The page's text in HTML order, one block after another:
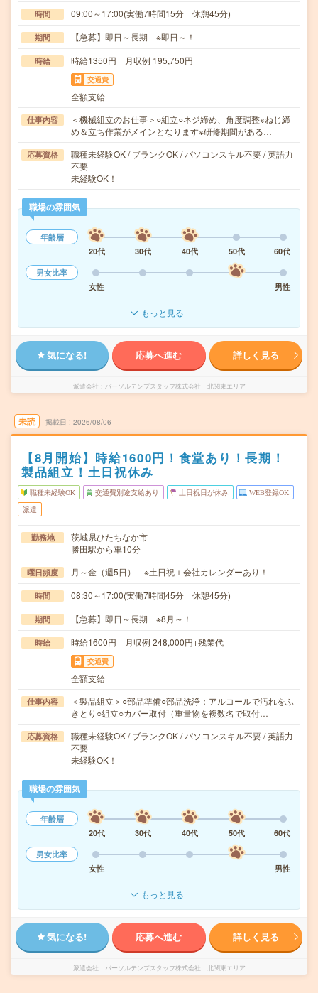
時間 09:00～17:00(実働7時間15分 休憩45分)
期間 【急募】即日～長期 ※即日～！
時給 時給1350円 月収例 195,750円
交通費
全額支給
仕事内容
＜機械組立のお仕事＞○組立○ネジ締め、角度調整※ねじ締
め＆立ち作業がメインとなります※研修期間がある…
応募資格
職種未経験OK / ブランクOK / パソコンスキル不要 / 英語力
不要
未経験OK！
職場の雰囲気
年齢層
20代
30代 40代 50代
60代
男女比率
女性
男性
もっと見る
気になる! 応募へ進む 詳しく見る
派遣会社 パーソルテンプスタッフ株式会社 北関東エリア
未読 掲載日 2026/08/06
【8月開始】時給1600円！食堂あり！長期！
製品組立！土日祝休み
職種未経験OK 交通費別途支給あり 土日祝日が休み WEB登録OK
派遣
勤務地
茨城県ひたちなか市
勝田駅から車10分
曜日頻度 月～金（週5日） ※土日祝＋会社カレンダーあり！
時間 08:30～17:00(実働7時間45分 休憩45分)
期間 【急募】即日～長期 ※8月～！
時給 時給1600円 月収例 248,000円+残業代
交通費
全額支給
仕事内容
＜製品組立＞○部品準備○部品洗浄：アルコールで汚れをふ
きとり○組立○カバー取付（重量物を複数名で取付…
応募資格
職種未経験OK / ブランクOK / パソコンスキル不要 / 英語力
不要
未経験OK！
職場の雰囲気
年齢層
20代
30代 40代 50代
60代
男女比率
女性
男性
もっと見る
気になる! 応募へ進む 詳しく見る
派遣会社 パーソルテンプスタッフ株式会社 北関東エリア